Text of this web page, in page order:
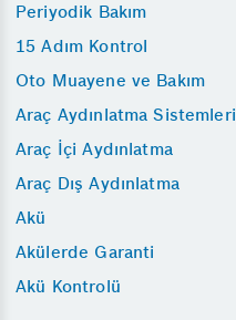
Periyodik Bakım
15 Adım Kontrol
Oto Muayene ve Bakım
Araç Aydınlatma Sistemleri
Araç İçi Aydınlatma
Araç Dış Aydınlatma
Akü
Akülerde Garanti
Akü Kontrolü